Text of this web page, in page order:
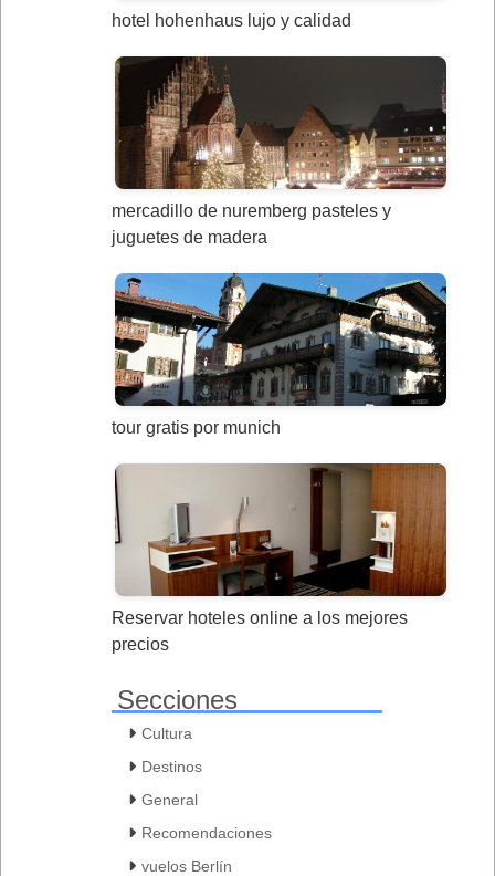
hotel hohenhaus lujo y calidad
mercadillo de nuremberg pasteles y
juguetes de madera
tour gratis por munich
Reservar hoteles online a los mejores
precios
Secciones
Cultura
Destinos
General
Recomendaciones
vuelos Berlín